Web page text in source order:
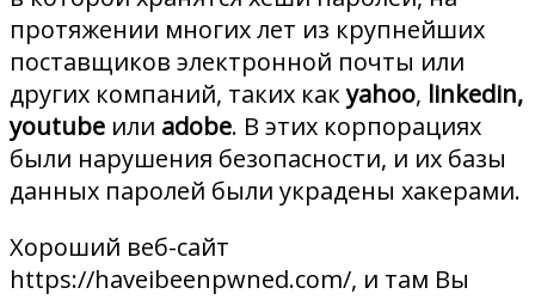
протяжении многих лет из крупнейших
поставщиков электронной почты или
других компаний, таких какyahoo, linkedin,
youtube или adobe. В этих корпорациях
были нарушения безопасности, и их базы
данных паролей были украдены хакерами.
Хороший веб-сайт
https://haveibeenpwned.com/, и там Вы